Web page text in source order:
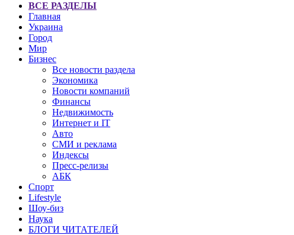
ВСЕ РАЗДЕЛЫ
Главная
Украина
Город
Мир
Бизнес
Все новости раздела
Экономика
Новости компаний
Финансы
Недвижимость
Интернет и IT
Авто
СМИ и реклама
Индексы
Пресс-релизы
АБК
Спорт
Lifestyle
Шоу-биз
Наука
БЛОГИ ЧИТАТЕЛЕЙ